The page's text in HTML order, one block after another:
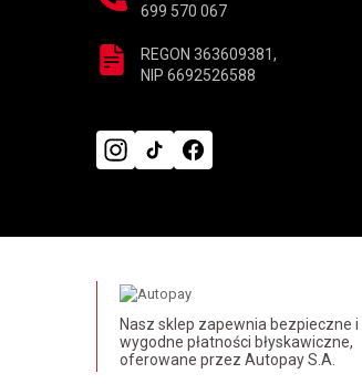
699 570 067
REGON 363609381,
NIP 6692526588
Nasz sklep zapewnia bezpieczne i
wygodne płatności błyskawiczne,
oferowane przez Autopay S.A.